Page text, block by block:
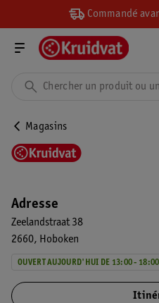
Commandé
Magasins
Adresse
Zeelandstraat 38
2660
Hoboken
OUVERT AUJOURD'HUI DE 13:00 - 18:00